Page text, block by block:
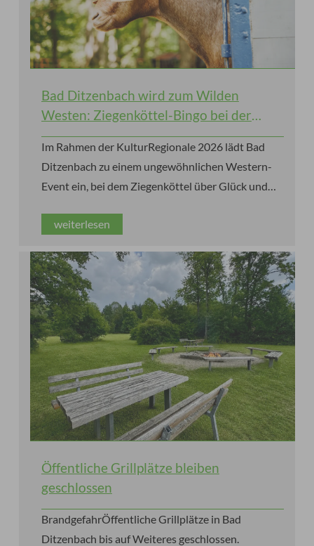
Bad Ditzenbach wird zum Wilden
Westen: Ziegenköttel-Bingo bei der
KulturRegionale 2026
Im Rahmen der KulturRegionale 2026 lädt Bad
Ditzenbach zu einem ungewöhnlichen Western-
Event ein, bei dem Ziegenköttel über Glück und
weiterlesen
Öffentliche Grillplätze bleiben
geschlossen
BrandgefahrÖffentliche Grillplätze in Bad
Ditzenbach bis auf Weiteres geschlossen.